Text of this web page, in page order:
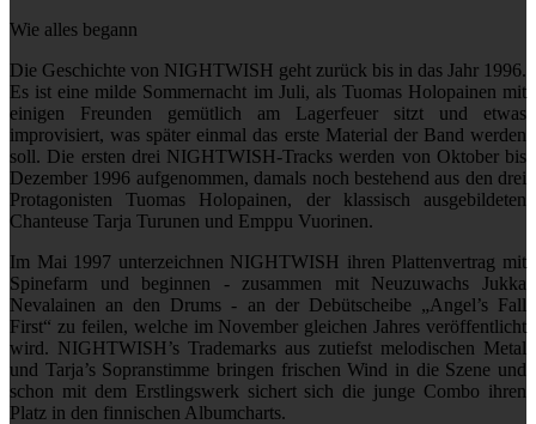
Wie alles begann
Die Geschichte von NIGHTWISH geht zurück bis in das Jahr 1996.
Es ist eine milde Sommernacht im Juli, als Tuomas Holopainen mit
einigen Freunden gemütlich am Lagerfeuer sitzt und etwas
improvisiert, was später einmal das erste Material der Band werden
soll. Die ersten drei NIGHTWISH-Tracks werden von Oktober bis
Dezember 1996 aufgenommen, damals noch bestehend aus den drei
Protagonisten Tuomas Holopainen, der klassisch ausgebildeten
Chanteuse Tarja Turunen und Emppu Vuorinen.
Im Mai 1997 unterzeichnen NIGHTWISH ihren Plattenvertrag mit
Spinefarm und beginnen - zusammen mit Neuzuwachs Jukka
Nevalainen an den Drums - an der Debütscheibe „Angel’s Fall
First“ zu feilen, welche im November gleichen Jahres veröffentlicht
wird. NIGHTWISH’s Trademarks aus zutiefst melodischen Metal
und Tarja’s Sopranstimme bringen frischen Wind in die Szene und
schon mit dem Erstlingswerk sichert sich die junge Combo ihren
Platz in den finnischen Albumcharts.